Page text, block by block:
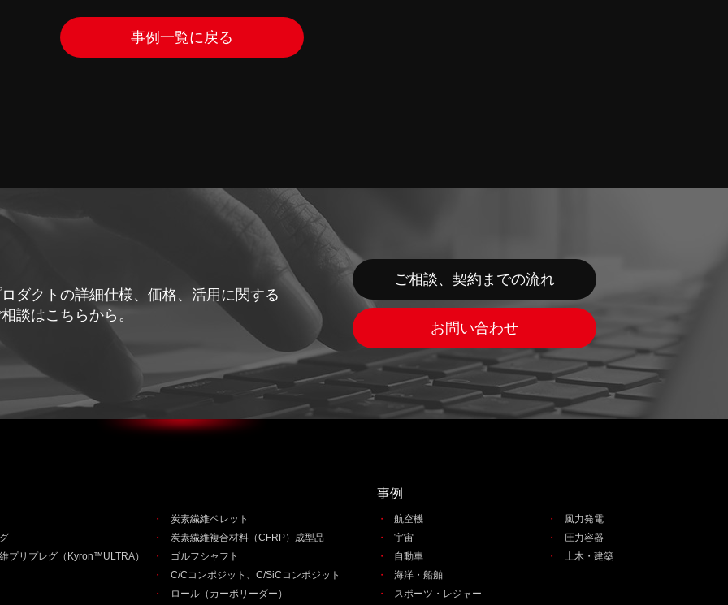
事例一覧に戻る
ダクトの詳細仕様、価格、活用に関する
談はこちらから。
ご相談、契約までの流れ
お問い合わせ
プリプレグ（Kyron™ULTRA）
炭素繊維ペレット
炭素繊維複合材料（CFRP）成型品
ゴルフシャフト
C/Cコンポジット、C/SiCコンポジット
ロール（カーボリーダー）
事例
航空機
宇宙
自動車
海洋・船舶
スポーツ・レジャー
風力発電
圧力容器
土木・建築